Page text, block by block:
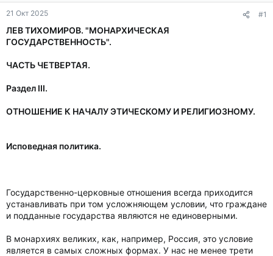
ы
л
21 Окт 2025 #1
ЛЕВ ТИХОМИРОВ. "МОНАРХИЧЕСКАЯ
ГОСУДАРСТВЕННОСТЬ".
ЧАСТЬ ЧЕТВЕРТАЯ.
Раздел III.
ОТНОШЕНИЕ К НАЧАЛУ ЭТИЧЕСКОМУ И РЕЛИГИОЗНОМУ.
Исповедная политика.
Государственно-церковные отношения всегда приходится
устанавливать при том усложняющем условии, что граждане
и подданные государства являются не единоверными.
В монархиях великих, как, например, Россия, это условие
является в самых сложных формах. У нас не менее трети